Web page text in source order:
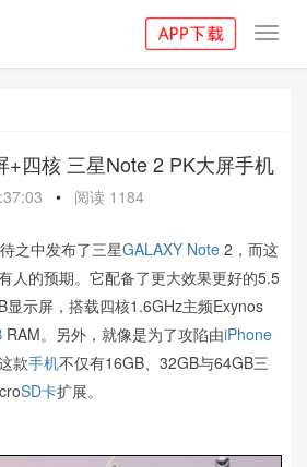
+四核 三星Note 2 PK大屏手机
• 阅读 1184
之中发布了三星GALAXY Note 2，而这
人的预期。它配备了更大效果更好的5.5
显示屏，搭载四核1.6GHz主频Exynos
RAM。另外，就像是为了攻陷由iPhone
款手机不仅有16GB、32GB与64GB三
SD卡扩展。